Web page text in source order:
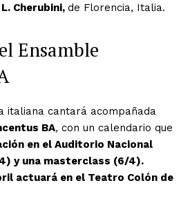
Cherubini, de Florencia, Italia.
Ensamble
italiana cantará acompañada
BA, con un calendario que
en el Auditorio Nacional
y una masterclass (6/4).
actuará en el Teatro Colón de